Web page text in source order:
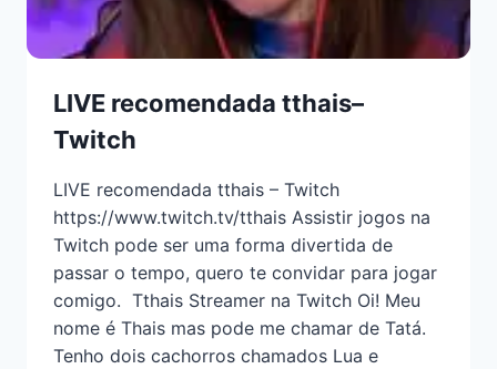
LIVE recomendada tthais–
Twitch
LIVE recomendada tthais – Twitch
https://www.twitch.tv/tthais Assistir jogos na
Twitch pode ser uma forma divertida de
passar o tempo, quero te convidar para jogar
comigo. Tthais Streamer na Twitch Oi! Meu
nome é Thais mas pode me chamar de Tatá.
Tenho dois cachorros chamados Lua e